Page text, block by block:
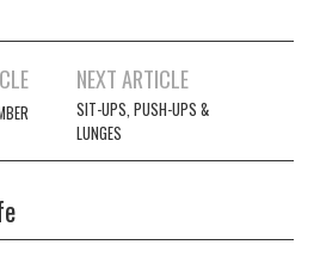
NEXT ARTICLE
SIT-UPS, PUSH-UPS &
LUNGES